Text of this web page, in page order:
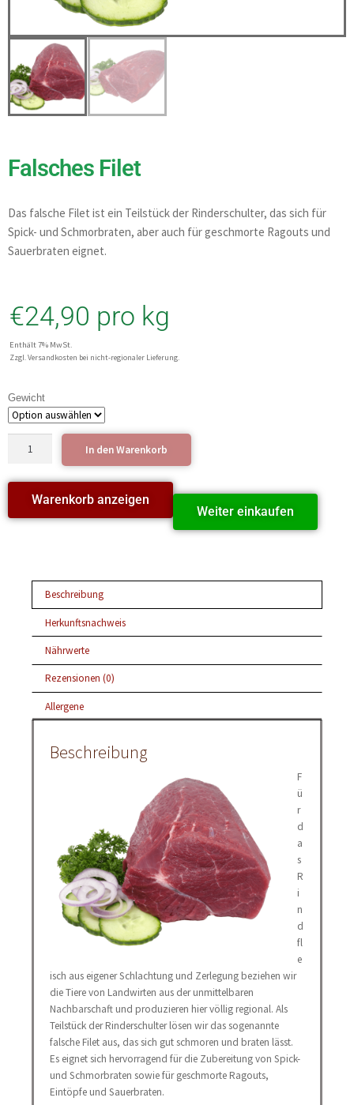
Falsches Filet
Das falsche Filet ist ein Teilstück der Rinderschulter, das sich für
Spick- und Schmorbraten, aber auch für geschmorte Ragouts und
Sauerbraten eignet.
€24,90 pro kg
Enthält 7% MwSt.
Zzgl. Versandkosten bei nicht-regionaler Lieferung.
Gewicht
In den Warenkorb
Warenkorb anzeigen
Weiter einkaufen
Beschreibung
Herkunftsnachweis
Nährwerte
Rezensionen (0)
Allergene
Beschreibung
F
ü
r
d
a
s
R
i
n
d
fl
e
isch aus eigener Schlachtung und Zerlegung beziehen wir
die Tiere von Landwirten aus der unmittelbaren
Nachbarschaft und produzieren hier völlig regional. Als
Teilstück der Rinderschulter lösen wir das sogenannte
falsche Filet aus, das sich gut schmoren und braten lässt.
Es eignet sich hervorragend für die Zubereitung von Spick-
und Schmorbraten sowie für geschmorte Ragouts,
Eintöpfe und Sauerbraten.